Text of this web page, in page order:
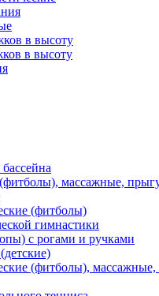
в высоту
в высоту
массажные,
(фитболы)
гимнастики
с рогами и ручками
(фитболы),